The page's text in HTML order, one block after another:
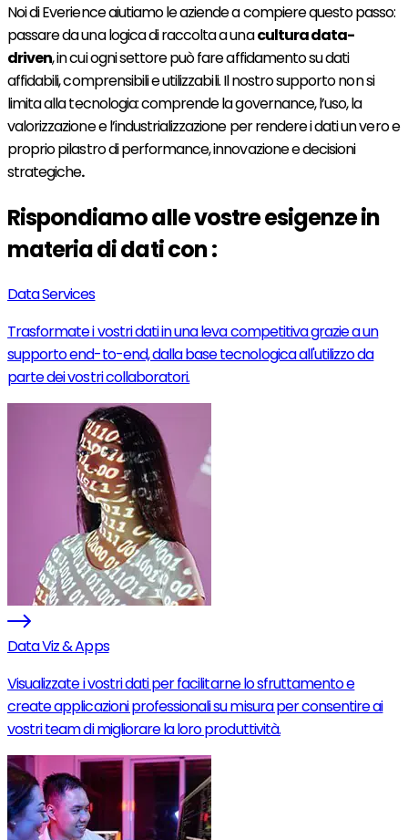
Noi di Everience aiutiamo le aziende a compiere questo passo:
passare da una logica di raccolta a unacultura data-
driven, in cui ogni settore può fare affidamento su dati
affidabili, comprensibili e utilizzabili. Il nostro supporto non si
limita alla tecnologia: comprende la governance, l’uso, la
valorizzazione e l’industrializzazione per rendere i dati un vero e
proprio pilastro di performance, innovazione e decisioni
strategiche.
Rispondiamo alle vostre esigenze in
materia di dati con :
Data Services
Trasformate i vostri dati in una leva competitiva grazie a un
supporto end-to-end, dalla base tecnologica all'utilizzo da
parte dei vostri collaboratori.
Data Viz & Apps
Visualizzate i vostri dati per facilitarne lo sfruttamento e
create applicazioni professionali su misura per consentire ai
vostri team di migliorare la loro produttività.